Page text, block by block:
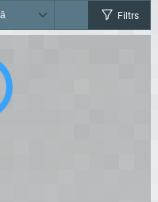
Filtrs